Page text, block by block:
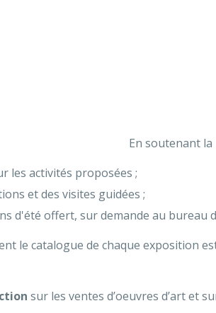
En soutenant la
les activités proposées ;
et des visites guidées ;
d'été offert, sur demande au bureau
le catalogue de chaque exposition
sur les ventes d’oeuvres d’art et